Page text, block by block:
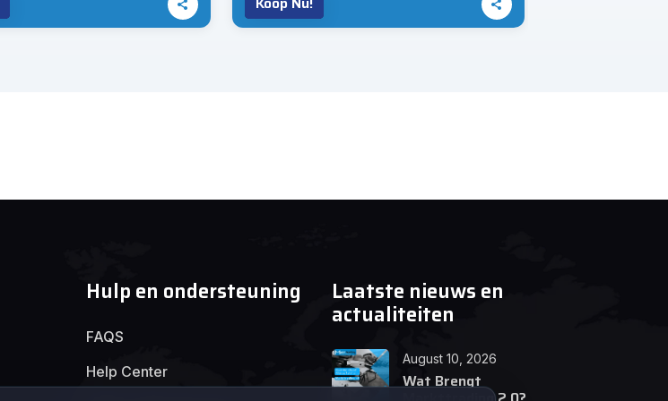
Hulp en ondersteuning
FAQS
Help Center
Laatste nieuws en
actualiteiten
August 10, 2026
Wat Brengt